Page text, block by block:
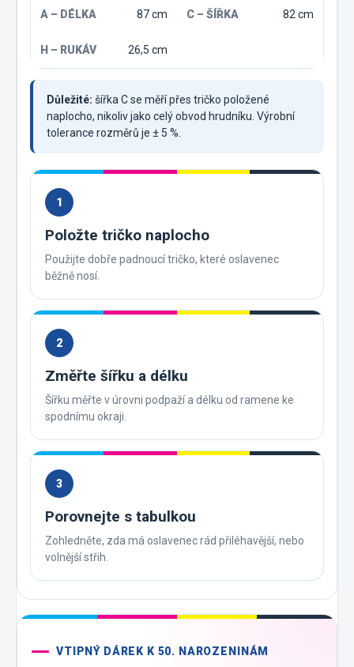
87 cm 82 cm
26,5 cm
Důležité: šířka C se měří přes tričko položené
naplocho, nikoliv jako celý obvod hrudníku. Výrobní
tolerance rozměrů je ± 5 %.
1
Položte tričko naplocho
Použijte dobře padnoucí tričko, které oslavenec
běžně nosí.
2
Změřte šířku a délku
Šířku měřte v úrovni podpaží a délku od ramene ke
spodnímu okraji.
3
Porovnejte s tabulkou
Zohledněte, zda má oslavenec rád přiléhavější, nebo
volnější střih.
VTIPNÝ DÁREK K 50. NAROZENINÁM